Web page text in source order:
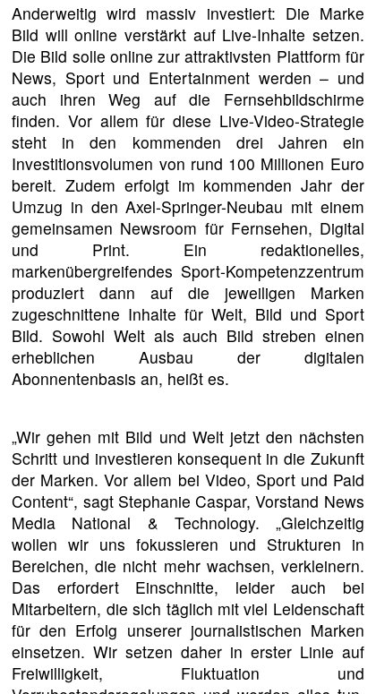
Anderweitig wird massiv investiert: Die Marke
Bild will online verstärkt auf Live-Inhalte setzen.
Die Bild solle online zur attraktivsten Plattform für
News, Sport und Entertainment werden – und
auch ihren Weg auf die Fernsehbildschirme
finden. Vor allem für diese Live-Video-Strategie
steht in den kommenden drei Jahren ein
Investitionsvolumen von rund 100 Millionen Euro
bereit. Zudem erfolgt im kommenden Jahr der
Umzug in den Axel-Springer-Neubau mit einem
gemeinsamen Newsroom für Fernsehen, Digital
und Print. Ein redaktionelles,
markenübergreifendes Sport-Kompetenzzentrum
produziert dann auf die jeweiligen Marken
zugeschnittene Inhalte für Welt, Bild und Sport
Bild. Sowohl Welt als auch Bild streben einen
erheblichen Ausbau der digitalen
Abonnentenbasis an, heißt es.
„Wir gehen mit Bild und Welt jetzt den nächsten
Schritt und investieren konsequent in die Zukunft
der Marken. Vor allem bei Video, Sport und Paid
Content“, sagt Stephanie Caspar, Vorstand News
Media National & Technology. „Gleichzeitig
wollen wir uns fokussieren und Strukturen in
Bereichen, die nicht mehr wachsen, verkleinern.
Das erfordert Einschnitte, leider auch bei
Mitarbeitern, die sich täglich mit viel Leidenschaft
für den Erfolg unserer journalistischen Marken
einsetzen. Wir setzen daher in erster Linie auf
Freiwilligkeit, Fluktuation und